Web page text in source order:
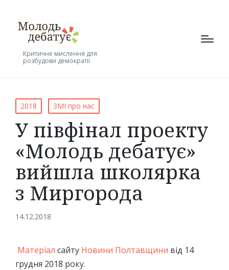
Критичне мислення для
розбудови демократії
Posted
in
2018 ЗМІ про нас
У півфінал проекту
«Молодь дебатує»
вийшла школярка
з Миргорода
14.12.2018
Матеріал сайту Новини Полтавщини від 14
грудня 2018 року.